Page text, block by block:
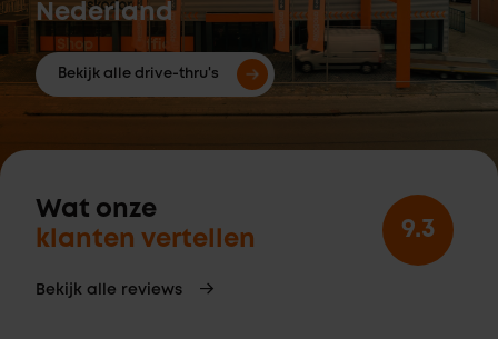
Nederland
Bekijk alle drive-thru's
Wat onze
klanten vertellen
Bekijk alle reviews
9.3